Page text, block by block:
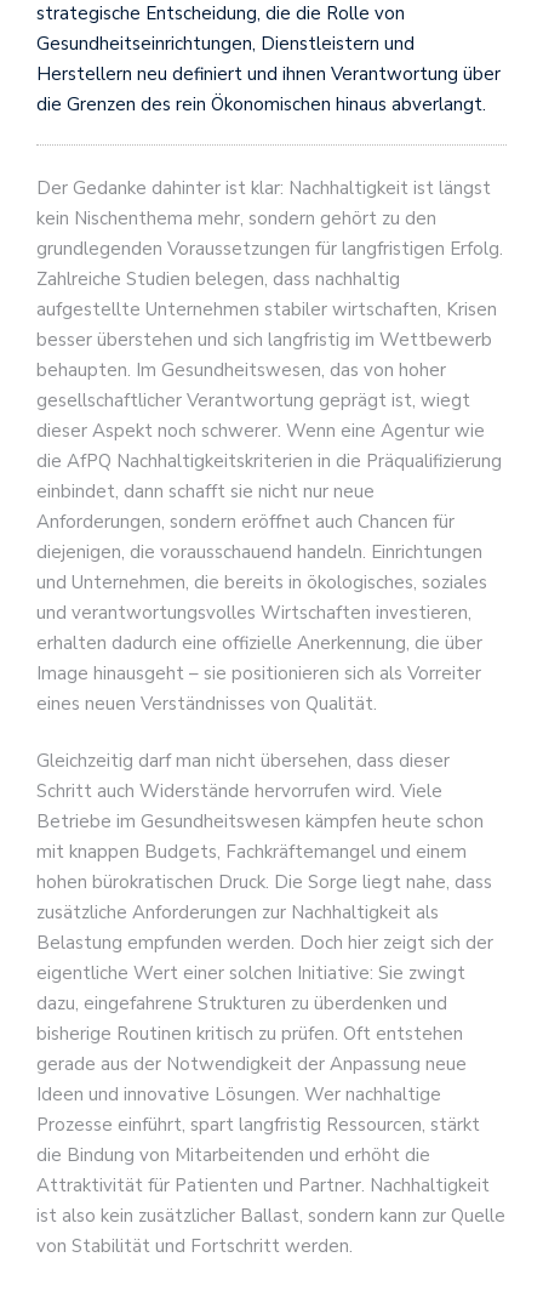
strategische Entscheidung, die die Rolle von
Gesundheitseinrichtungen, Dienstleistern und
Herstellern neu definiert und ihnen Verantwortung über
die Grenzen des rein Ökonomischen hinaus abverlangt.
Der Gedanke dahinter ist klar: Nachhaltigkeit ist längst
kein Nischenthema mehr, sondern gehört zu den
grundlegenden Voraussetzungen für langfristigen Erfolg.
Zahlreiche Studien belegen, dass nachhaltig
aufgestellte Unternehmen stabiler wirtschaften, Krisen
besser überstehen und sich langfristig im Wettbewerb
behaupten. Im Gesundheitswesen, das von hoher
gesellschaftlicher Verantwortung geprägt ist, wiegt
dieser Aspekt noch schwerer. Wenn eine Agentur wie
die AfPQ Nachhaltigkeitskriterien in die Präqualifizierung
einbindet, dann schafft sie nicht nur neue
Anforderungen, sondern eröffnet auch Chancen für
diejenigen, die vorausschauend handeln. Einrichtungen
und Unternehmen, die bereits in ökologisches, soziales
und verantwortungsvolles Wirtschaften investieren,
erhalten dadurch eine offizielle Anerkennung, die über
Image hinausgeht – sie positionieren sich als Vorreiter
eines neuen Verständnisses von Qualität.
Gleichzeitig darf man nicht übersehen, dass dieser
Schritt auch Widerstände hervorrufen wird. Viele
Betriebe im Gesundheitswesen kämpfen heute schon
mit knappen Budgets, Fachkräftemangel und einem
hohen bürokratischen Druck. Die Sorge liegt nahe, dass
zusätzliche Anforderungen zur Nachhaltigkeit als
Belastung empfunden werden. Doch hier zeigt sich der
eigentliche Wert einer solchen Initiative: Sie zwingt
dazu, eingefahrene Strukturen zu überdenken und
bisherige Routinen kritisch zu prüfen. Oft entstehen
gerade aus der Notwendigkeit der Anpassung neue
Ideen und innovative Lösungen. Wer nachhaltige
Prozesse einführt, spart langfristig Ressourcen, stärkt
die Bindung von Mitarbeitenden und erhöht die
Attraktivität für Patienten und Partner. Nachhaltigkeit
ist also kein zusätzlicher Ballast, sondern kann zur Quelle
von Stabilität und Fortschritt werden.